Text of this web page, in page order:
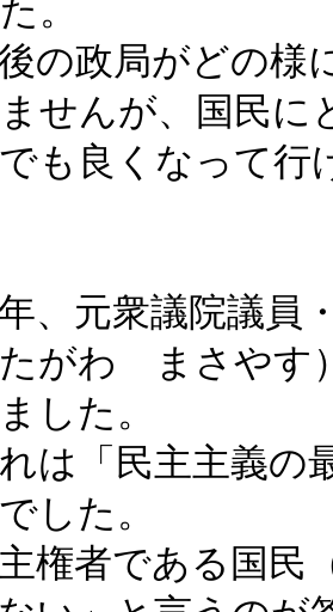
。
の政局がどの様
せんが、国民に
も良くなって行
、元衆議院議員
たがわ まさやす
した。
は「民主主義の
した。
権者である国民